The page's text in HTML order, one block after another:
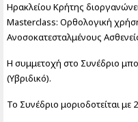
Ηρακλείου Κρήτης
Masterclass: Ορθολογική
Ανοσοκατεσταλμένους
Η συμμετοχή στο Συνέδριο
(Υβριδικό).
Το Συνέδριο μοριοδοτείται